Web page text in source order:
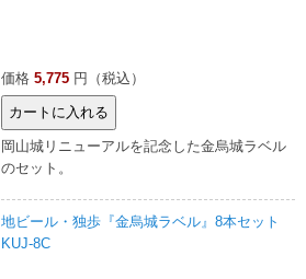
価格 5,775 円（税込）
岡山城リニューアルを記念した金烏城ラベル
のセット。
地ビール・独歩『金烏城ラベル』8本セット
KUJ-8C